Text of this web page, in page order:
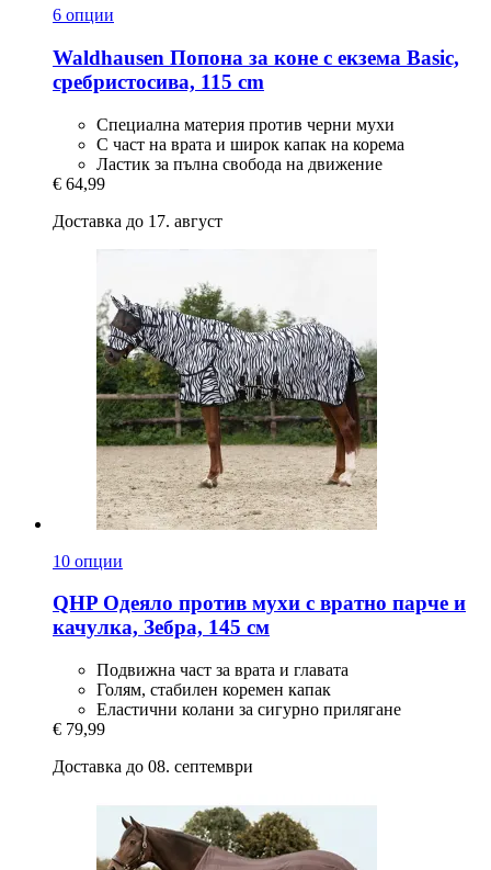
6 опции
Waldhausen Попона за коне с екзема Basic,
сребристосива, 115 cm
Специална материя против черни мухи
С част на врата и широк капак на корема
Ластик за пълна свобода на движение
€ 64,99
Доставка до 17. август
10 опции
QHP Одеяло против мухи с вратно парче и
качулка, Зебра, 145 см
Подвижна част за врата и главата
Голям, стабилен коремен капак
Еластични колани за сигурно прилягане
€ 79,99
Доставка до 08. септември